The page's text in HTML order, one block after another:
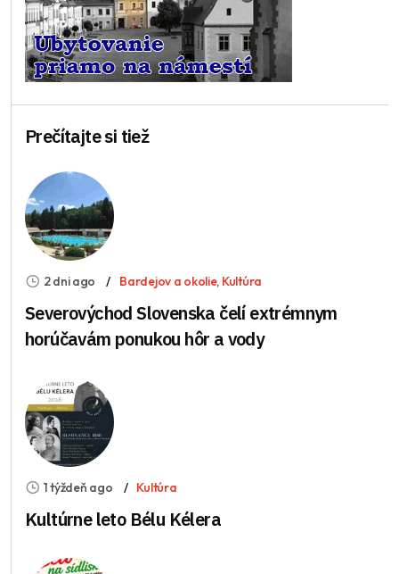
Prečítajte si tiež
2 dni ago Bardejov a okolie, Kultúra
Severovýchod Slovenska čelí extrémnym
horúčavám ponukou hôr a vody
1 týždeň ago Kultúra
Kultúrne leto Bélu Kélera